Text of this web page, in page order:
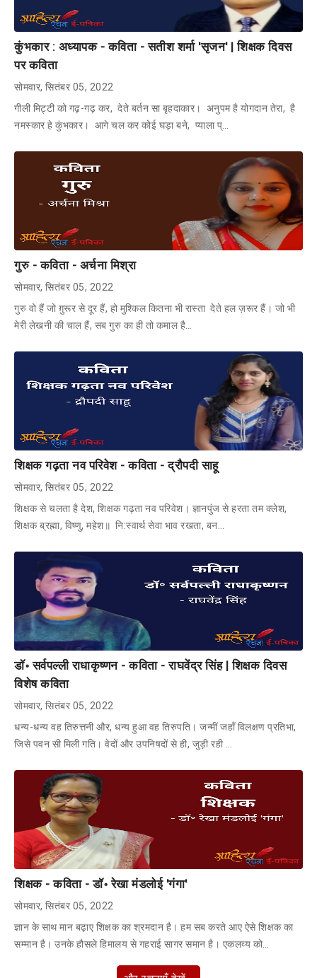
कुंभकार : अध्यापक - कविता - सतीश शर्मा 'सृजन' | शिक्षक दिवस
पर कविता
सोमवार, सितंबर 05, 2022
गीली मिट्टी को गढ़-गढ़ कर, देते बर्तन सा बृहदाकार। अनुपम है योगदान तेरा, है
नमस्कार हे कुंभकार। आगे चल कर कोई घड़ा बने, प्याला प्…
गुरु - कविता - अर्चना मिश्रा
सोमवार, सितंबर 05, 2022
गुरु वो हैं जो ग़ुरूर से दूर हैं, हो मुश्किल कितना भी रास्ता देते हल ज़रूर हैं। जो भी
मेरी लेखनी की चाल हैं, सब गुरु का ही तो कमाल है…
शिक्षक गढ़ता नव परिवेश - कविता - द्रौपदी साहू
सोमवार, सितंबर 05, 2022
शिक्षक से चलता है देश, शिक्षक गढ़ता नव परिवेश। ज्ञानपुंज से हरता तम क्लेश,
शिक्षक ब्रह्मा, विष्णु, महेश॥ नि:स्वार्थ सेवा भाव रखता, बन…
डॉ॰ सर्वपल्ली राधाकृष्णन - कविता - राघवेंद्र सिंह | शिक्षक दिवस
विशेष कविता
सोमवार, सितंबर 05, 2022
धन्य-धन्य वह तिरुत्तनी और, धन्य हुआ वह तिरुपति। जन्मीं जहाँ विलक्षण प्रतिभा,
जिसे पवन सी मिली गति। वेदों और उपनिषदों से ही, जुड़ी रही …
शिक्षक - कविता - डॉ॰ रेखा मंडलोई 'गंगा'
सोमवार, सितंबर 05, 2022
ज्ञान के साथ मान बढ़ाए शिक्षक का श्रमदान है। हम सब करते आए ऐसे शिक्षक का
सम्मान है। उनके हौसले हिमालय से गहराई सागर समान है। एकलव्य को…